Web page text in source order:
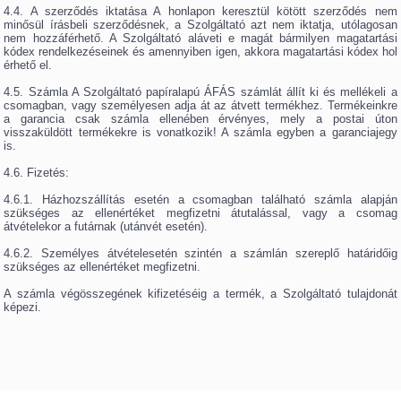
4.4. A szerződés iktatása A honlapon keresztül kötött szerződés nem
minősül írásbeli szerződésnek, a Szolgáltató azt nem iktatja, utólagosan
nem hozzáférhető. A Szolgáltató aláveti e magát bármilyen magatartási
kódex rendelkezéseinek és amennyiben igen, akkora magatartási kódex hol
érhető el.
4.5. Számla A Szolgáltató papíralapú ÁFÁS számlát állít ki és mellékeli a
csomagban, vagy személyesen adja át az átvett termékhez. Termékeinkre
a garancia csak számla ellenében érvényes, mely a postai úton
visszaküldött termékekre is vonatkozik! A számla egyben a garanciajegy
is.
4.6. Fizetés:
4.6.1. Házhozszállítás esetén a csomagban található számla alapján
szükséges az ellenértéket megfizetni átutalással, vagy a csomag
átvételekor a futárnak (utánvét esetén).
4.6.2. Személyes átvételesetén szintén a számlán szereplő határidőig
szükséges az ellenértéket megfizetni.
A számla végösszegének kifizetéséig a termék, a Szolgáltató tulajdonát
képezi.